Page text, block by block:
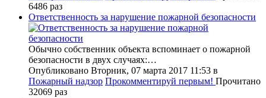
6486 раз
Ответственность за нарушение пожарной безопасности
Обычно собственник объекта вспоминает о пожарной
безопасности в двух случаях:…
Опубликовано Вторник, 07 марта 2017 11:53 в
Пожарный надзор Прокомментируй первым! Прочитано
32069 раз